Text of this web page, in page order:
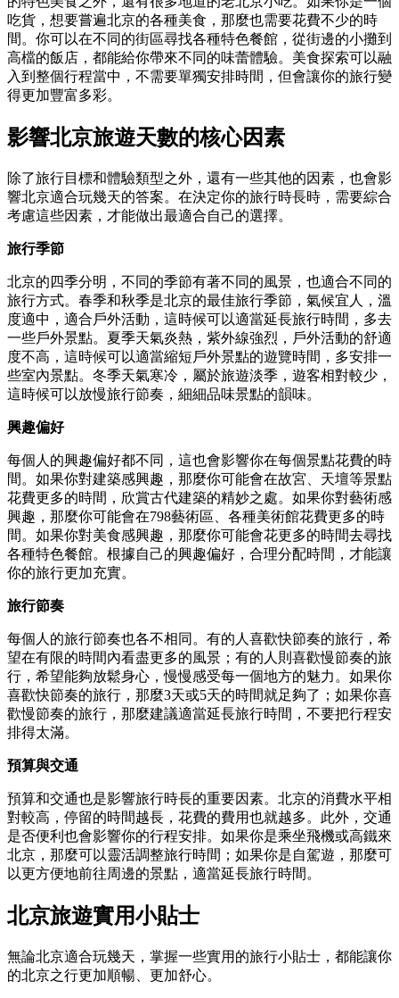
吃貨，想要嘗遍北京的各種美食，那麼也需要花費不少的時
間。你可以在不同的街區尋找各種特色餐館，從街邊的小攤到
高檔的飯店，都能給你帶來不同的味蕾體驗。美食探索可以融
入到整個行程當中，不需要單獨安排時間，但會讓你的旅行變
得更加豐富多彩。
影響北京旅遊天數的核心因素
除了旅行目標和體驗類型之外，還有一些其他的因素，也會影
響北京適合玩幾天的答案。在決定你的旅行時長時，需要綜合
考慮這些因素，才能做出最適合自己的選擇。
旅行季節
北京的四季分明，不同的季節有著不同的風景，也適合不同的
旅行方式。春季和秋季是北京的最佳旅行季節，氣候宜人，溫
度適中，適合戶外活動，這時候可以適當延長旅行時間，多去
一些戶外景點。夏季天氣炎熱，紫外線強烈，戶外活動的舒適
度不高，這時候可以適當縮短戶外景點的遊覽時間，多安排一
些室內景點。冬季天氣寒冷，屬於旅遊淡季，遊客相對較少，
這時候可以放慢旅行節奏，細細品味景點的韻味。
興趣偏好
每個人的興趣偏好都不同，這也會影響你在每個景點花費的時
間。如果你對建築感興趣，那麼你可能會在故宮、天壇等景點
花費更多的時間，欣賞古代建築的精妙之處。如果你對藝術感
興趣，那麼你可能會在798藝術區、各種美術館花費更多的時
間。如果你對美食感興趣，那麼你可能會花更多的時間去尋找
各種特色餐館。根據自己的興趣偏好，合理分配時間，才能讓
你的旅行更加充實。
旅行節奏
每個人的旅行節奏也各不相同。有的人喜歡快節奏的旅行，希
望在有限的時間內看盡更多的風景；有的人則喜歡慢節奏的旅
行，希望能夠放鬆身心，慢慢感受每一個地方的魅力。如果你
喜歡快節奏的旅行，那麼3天或5天的時間就足夠了；如果你喜
歡慢節奏的旅行，那麼建議適當延長旅行時間，不要把行程安
排得太滿。
預算與交通
預算和交通也是影響旅行時長的重要因素。北京的消費水平相
對較高，停留的時間越長，花費的費用也就越多。此外，交通
是否便利也會影響你的行程安排。如果你是乘坐飛機或高鐵來
北京，那麼可以靈活調整旅行時間；如果你是自駕遊，那麼可
以更方便地前往周邊的景點，適當延長旅行時間。
北京旅遊實用小貼士
無論北京適合玩幾天，掌握一些實用的旅行小貼士，都能讓你
的北京之行更加順暢、更加舒心。